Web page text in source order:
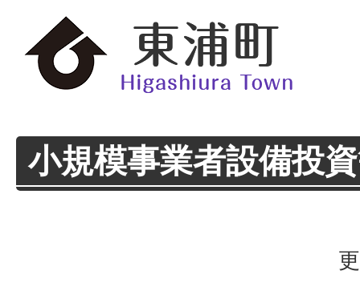
小規模事業者設備投